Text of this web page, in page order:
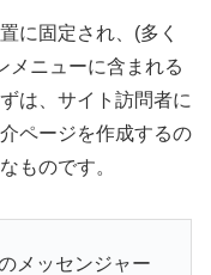
に固定され、(多く
メニューに含まれる
は、サイト訪問者に
ページを作成するの
ものです。
メッセンジャー